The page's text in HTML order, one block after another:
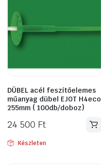
DÜBEL acél feszítőelemes
műanyag dübel EJOT H4eco
255mm ( 100db/doboz)
24 500 Ft
Készleten